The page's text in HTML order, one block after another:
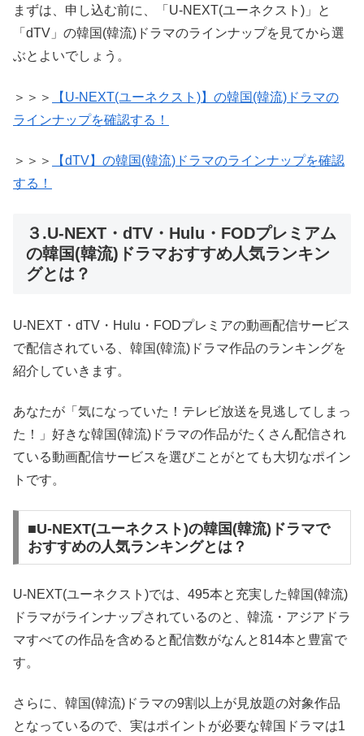
まずは、申し込む前に、「U-NEXT(ユーネクスト)」と
「dTV」の韓国(韓流)ドラマのラインナップを見てから選
ぶとよいでしょう。
＞＞＞
【U-NEXT(ユーネクスト)】の韓国(韓流)ドラマの
ラインナップを確認する！
＞＞＞
【dTV】の韓国(韓流)ドラマのラインナップを確認
する！
３.U-NEXT・dTV・Hulu・FODプレミアム
の韓国(韓流)ドラマおすすめ人気ランキン
グとは？
U-NEXT・dTV・Hulu・FODプレミアの動画配信サービス
で配信されている、韓国(韓流)ドラマ作品のランキングを
紹介していきます。
あなたが「気になっていた！テレビ放送を見逃してしまっ
た！」好きな韓国(韓流)ドラマの作品がたくさん配信され
ている動画配信サービスを選びことがとても大切なポイン
トです。
■U-NEXT(ユーネクスト)の韓国(韓流)ドラマで
おすすめの人気ランキングとは？
U-NEXT(ユーネクスト)では、495本と充実した韓国(韓流)
ドラマがラインナップされているのと、韓流・アジアドラ
マすべての作品を含めると配信数がなんと814本と豊富で
す。
さらに、韓国(韓流)ドラマの9割以上が見放題の対象作品
となっているので、実はポイントが必要な韓国ドラマは1